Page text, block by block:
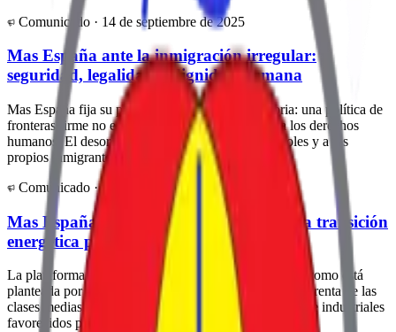
Comunicado · 14 de septiembre de 2025
Mas España ante la inmigración irregular:
seguridad, legalidad y dignidad humana
Mas España fija su posición ante la crisis migratoria: una política de
fronteras firme no es incompatible con el respeto a los derechos
humanos. El desorden actual perjudica a los españoles y a los
propios inmigrantes.
Comunicado · 22 de junio de 2025
Mas España alerta sobre el coste real de la transición
energética para las familias españolas
La plataforma advierte que la transición energética tal como está
planteada por el Gobierno supone una transferencia de renta de las
clases medias y trabajadoras hacia sectores financieros e industriales
favorecidos por las políticas de subvenciones.